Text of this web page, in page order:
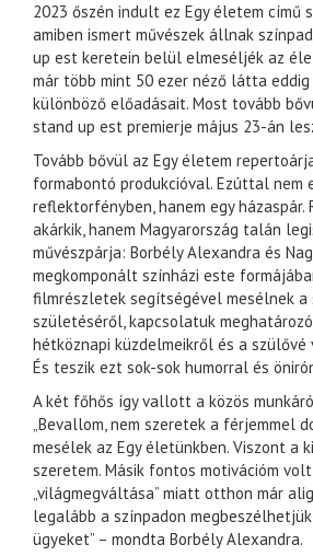
2023 őszén indult ez Egy életem című
amiben ismert művészek állnak
up est keretein belül elmeséljék az
már több mint 50 ezer néző látta
különböző előadásait. Most tovább
stand up est premierje május 23-án
Tovább bővül az Egy életem
formabontó produkcióval. Ezúttal nem
reflektorfényben, hanem egy házaspár.
akárkik, hanem Magyarország talán
művészpárja: Borbély Alexandra és
megkomponált színházi este
filmrészletek segítségével mesélnek a
születéséről, kapcsolatuk
hétköznapi küzdelmeikről és a szülővé
És teszik ezt sok-sok humorral és
A két főhős így vallott a közös
„Bevallom, nem szeretek a férjemmel
mesélek az Egy életünkben. Viszont a
szeretem. Másik fontos motivációm
„világmegváltása” miatt otthon már
legalább a színpadon
ügyeket” – mondta Borbély Alexandra.